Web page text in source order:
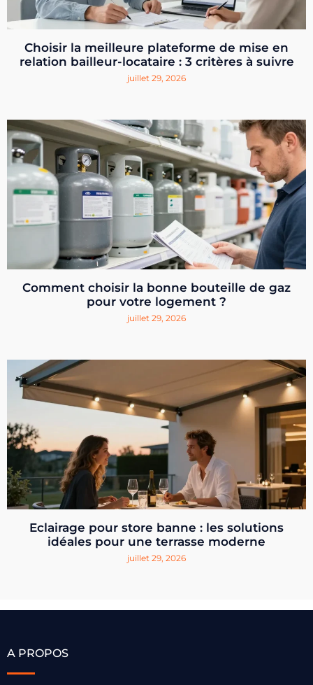
Choisir la meilleure plateforme de mise en
relation bailleur-locataire : 3 critères à suivre
juillet 29, 2026
Comment choisir la bonne bouteille de gaz
pour votre logement ?
juillet 29, 2026
Eclairage pour store banne : les solutions
idéales pour une terrasse moderne
juillet 29, 2026
A PROPOS